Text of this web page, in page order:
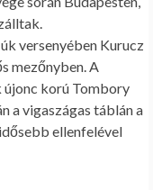
versenyében Kurucz
mezőnyben. A
újonc korú Tombory
a vigaszágas táblán a
ellenfelével